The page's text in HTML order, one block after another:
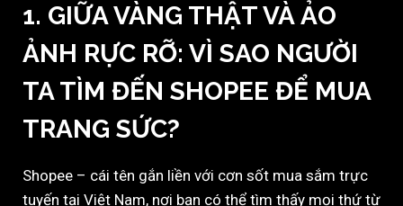
1. GIỮA VÀNG THẬT VÀ ẢO
ẢNH RỰC RỠ: VÌ SAO NGƯỜI
TA TÌM ĐẾN SHOPEE ĐỂ MUA
TRANG SỨC?
Shopee – cái tên gắn liền với cơn sốt mua sắm trực
tuyến tại Việt Nam, nơi bạn có thể tìm thấy mọi thứ từ